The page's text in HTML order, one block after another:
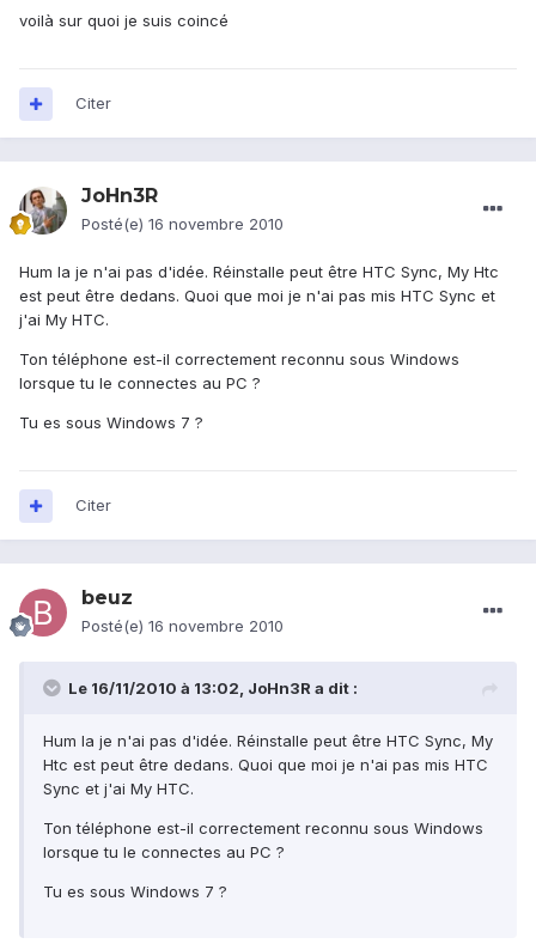
voilà sur quoi je suis coincé
Citer
JoHn3R
Posté(e) 16 novembre 2010
Hum la je n'ai pas d'idée. Réinstalle peut être HTC Sync, My Htc
est peut être dedans. Quoi que moi je n'ai pas mis HTC Sync et
j'ai My HTC.
Ton téléphone est-il correctement reconnu sous Windows
lorsque tu le connectes au PC ?
Tu es sous Windows 7 ?
Citer
beuz
Posté(e) 16 novembre 2010
Le 16/11/2010 à 13:02, JoHn3R a dit :
Hum la je n'ai pas d'idée. Réinstalle peut être HTC Sync, My
Htc est peut être dedans. Quoi que moi je n'ai pas mis HTC
Sync et j'ai My HTC.
Ton téléphone est-il correctement reconnu sous Windows
lorsque tu le connectes au PC ?
Tu es sous Windows 7 ?